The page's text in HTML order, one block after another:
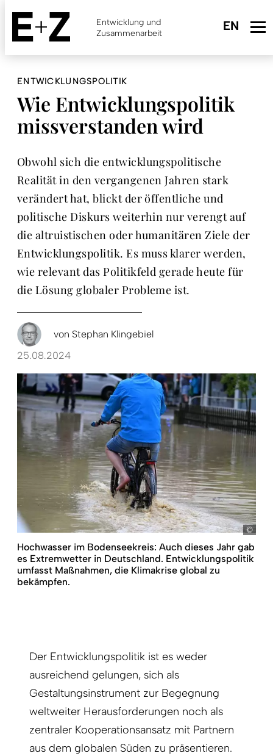
Skip
main
content
Entwicklung und
Zusammenarbeit
ENTWICKLUNGSPOLITIK
Wie Entwicklungspolitik
missverstanden wird
Obwohl sich die entwicklungspolitische
Realität in den vergangenen Jahren stark
verändert hat, blickt der öffentliche und
politische Diskurs weiterhin nur verengt auf
die altruistischen oder humanitären Ziele der
Entwicklungspolitik. Es muss klarer werden,
wie relevant das Politikfeld gerade heute für
die Lösung globaler Probleme ist.
von Stephan Klingebiel
25.08.2024
Hochwasser im Bodenseekreis: Auch dieses Jahr gab
es Extremwetter in Deutschland. Entwicklungspolitik
umfasst Maßnahmen, die Klimakrise global zu
bekämpfen.
Der Entwicklungspolitik ist es weder
ausreichend gelungen, sich als
Gestaltungsinstrument zur Begegnung
weltweiter Herausforderungen noch als
zentraler Kooperationsansatz mit Partnern
aus dem globalen Süden zu präsentieren.